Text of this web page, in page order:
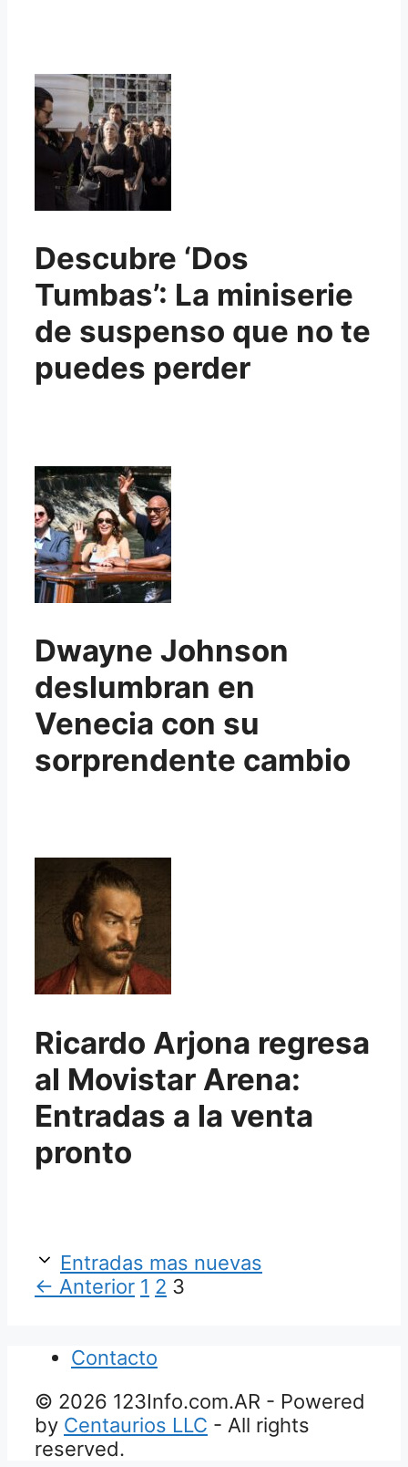
Descubre ‘Dos
Tumbas’: La miniserie
de suspenso que no te
puedes perder
Dwayne Johnson
deslumbran en
Venecia con su
sorprendente cambio
Ricardo Arjona regresa
al Movistar Arena:
Entradas a la venta
pronto
Entradas mas nuevas
← Anterior Página
1 Página
2 Página
3
Contacto
© 2026 123Info.com.AR - Powered
by Centaurios LLC - All rights
reserved.